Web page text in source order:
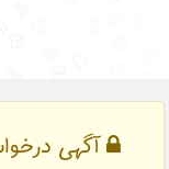
آگهی